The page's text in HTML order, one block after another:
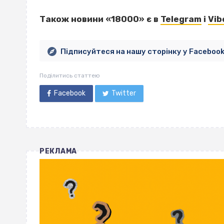
Також новини «18000» є в Telegram і
Підписуйтеся на нашу сторінку у Facebook
Поділитись статтею
Facebook Twitter
РЕКЛАМА